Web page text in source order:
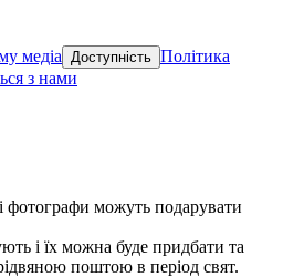
медіа Доступність Політика
з нами
фотографи можуть подарувати
і їх можна буде придбати та
поштою в період свят.